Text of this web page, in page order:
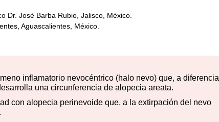
Dr. José Barba Rubio, Jalisco, México.
Aguascalientes, México.
inflamatorio nevocéntrico (halo nevo) que, a diferencia
una circunferencia de alopecia areata.
con alopecia perinevoide que, a la extirpación del nevo